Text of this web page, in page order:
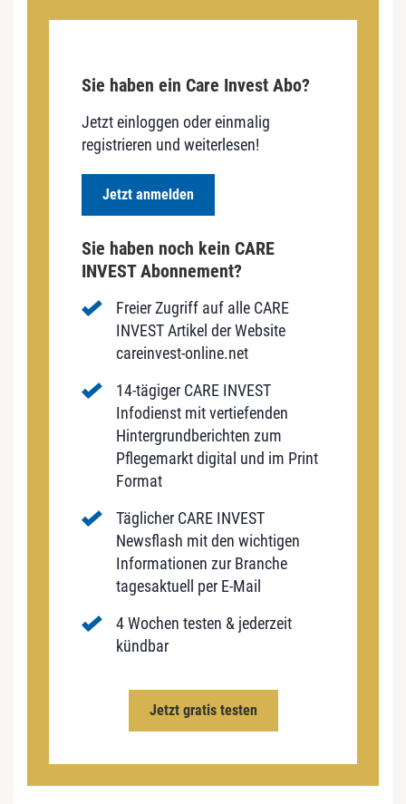
Sie haben ein Care Invest Abo?
Jetzt einloggen oder einmalig
registrieren und weiterlesen!
Jetzt anmelden
Sie haben noch kein CARE
INVEST Abonnement?
Freier Zugriff auf alle CARE
INVEST Artikel der Website
careinvest-online.net
14-tägiger CARE INVEST
Infodienst mit vertiefenden
Hintergrundberichten zum
Pflegemarkt digital und im Print
Format
Täglicher CARE INVEST
Newsflash mit den wichtigen
Informationen zur Branche
tagesaktuell per E-Mail
4 Wochen testen & jederzeit
kündbar
Jetzt gratis testen